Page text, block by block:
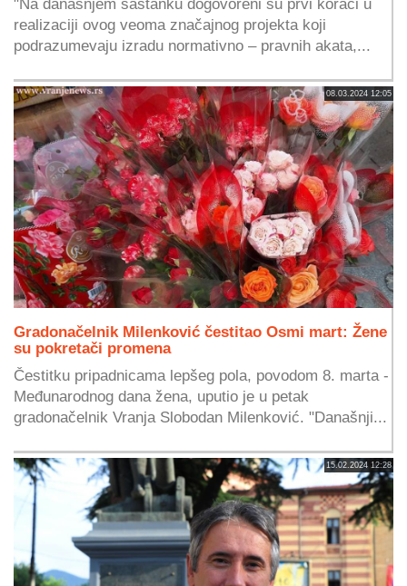
"Na današnjem sastanku dogovoreni su prvi koraci u
realizaciji ovog veoma značajnog projekta koji
podrazumevaju izradu normativno – pravnih akata,...
08.03.2024 12:05
Gradonačelnik Milenković čestitao Osmi mart: Žene
su pokretači promena
Čestitku pripadnicama lepšeg pola, povodom 8. marta -
Međunarodnog dana žena, uputio je u petak
gradonačelnik Vranja Slobodan Milenković. "Današnji...
15.02.2024 12:28